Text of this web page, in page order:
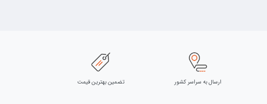
ارسال به سراسر کشور تضمین بهترین قیمت